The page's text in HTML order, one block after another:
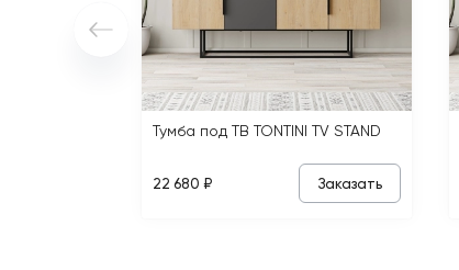
Тумба под ТВ TONTINI TV STAND
22 680 ₽ Заказать